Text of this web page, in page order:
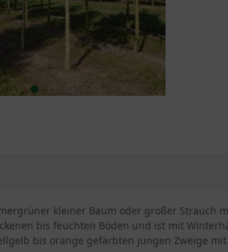
kleiner Baum oder großer
bis feuchten Böden und ist mit
bis orange gefärbten jungen Zweige